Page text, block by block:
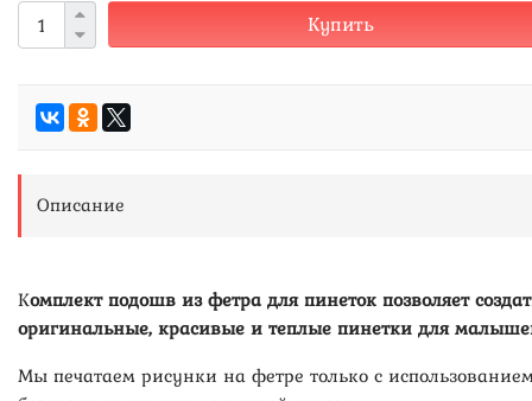
Купить
Описание
Комплект подошв из фетра для пинеток позволяет
оригинальные, красивые и теплые пинетки для
Мы печатаем рисунки на фетре только с